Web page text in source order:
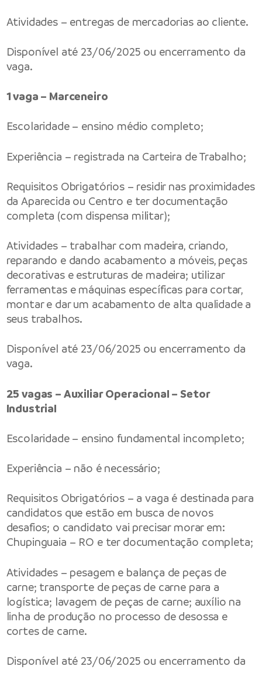
Atividades – entregas de mercadorias ao cliente.
Disponível até 23/06/2025 ou encerramento da
vaga.
1 vaga – Marceneiro
Escolaridade – ensino médio completo;
Experiência – registrada na Carteira de Trabalho;
Requisitos Obrigatórios – residir nas proximidades
da Aparecida ou Centro e ter documentação
completa (com dispensa militar);
Atividades – trabalhar com madeira, criando,
reparando e dando acabamento a móveis, peças
decorativas e estruturas de madeira; utilizar
ferramentas e máquinas específicas para cortar,
montar e dar um acabamento de alta qualidade a
seus trabalhos.
Disponível até 23/06/2025 ou encerramento da
vaga.
25 vagas – Auxiliar Operacional – Setor
Industrial
Escolaridade – ensino fundamental incompleto;
Experiência – não é necessário;
Requisitos Obrigatórios – a vaga é destinada para
candidatos que estão em busca de novos
desafios; o candidato vai precisar morar em:
Chupinguaia – RO e ter documentação completa;
Atividades – pesagem e balança de peças de
carne; transporte de peças de carne para a
logística; lavagem de peças de carne; auxílio na
linha de produção no processo de desossa e
cortes de carne.
Disponível até 23/06/2025 ou encerramento da